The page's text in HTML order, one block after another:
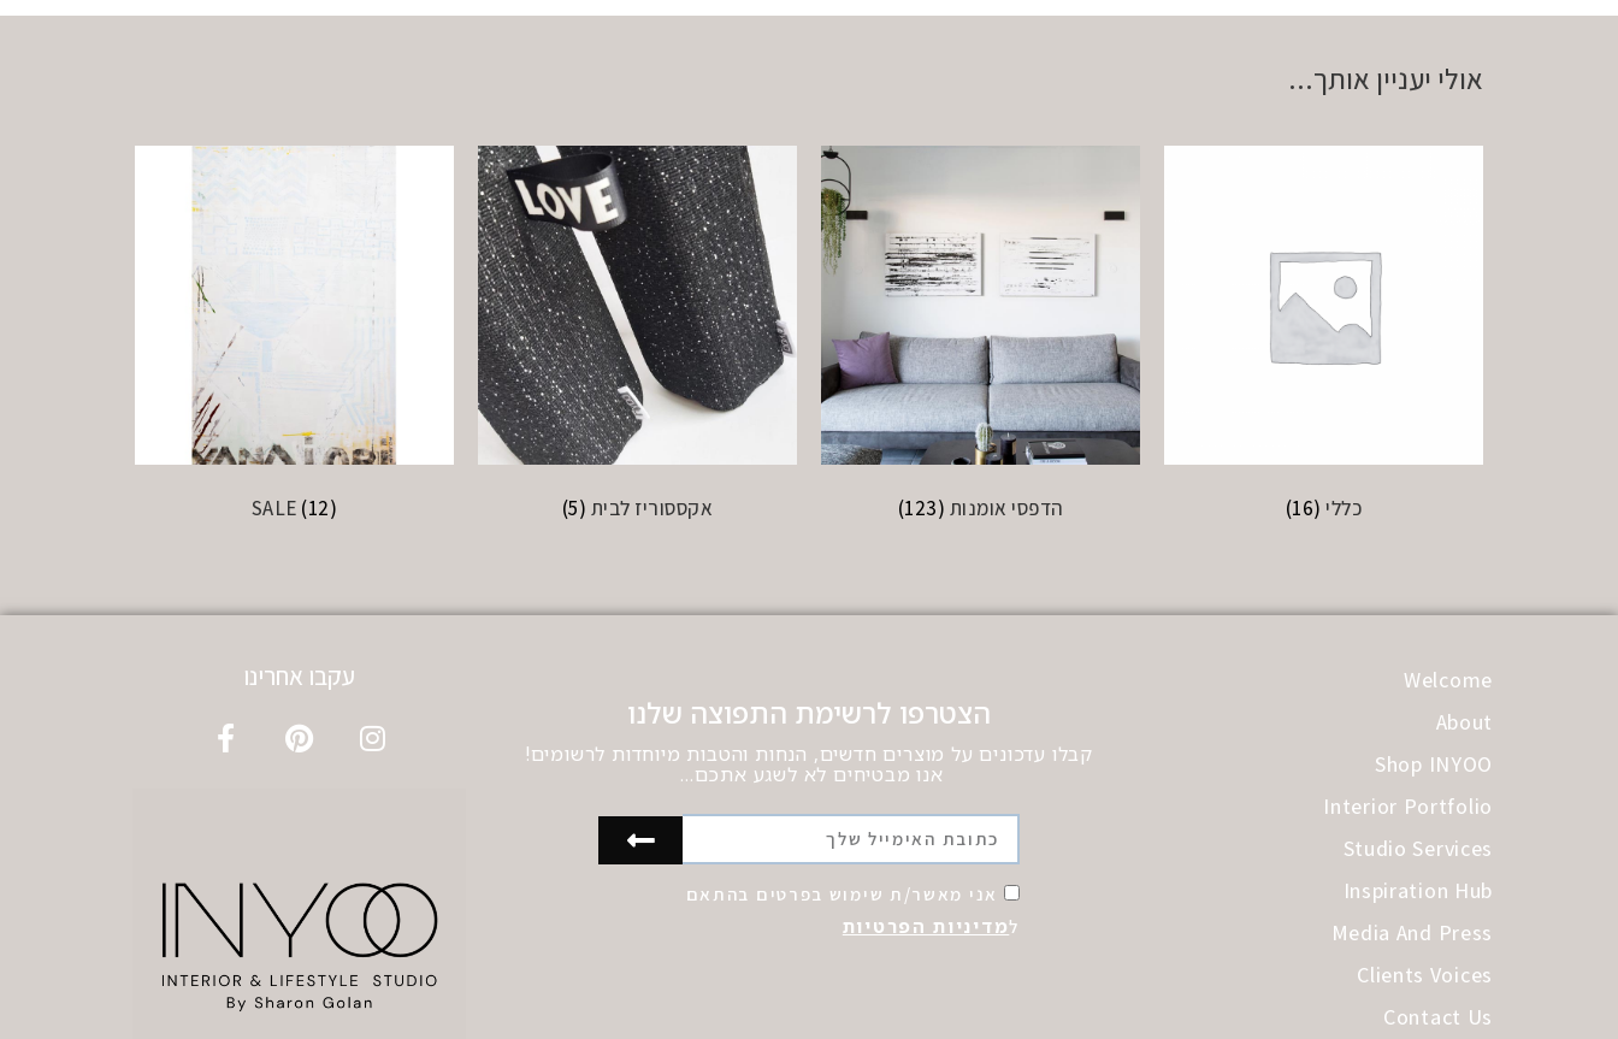
אולי יעניין אותך...
כללי (16) הדפסי אומנות (123) אקססוריז לבית (5)
SALE (12)
Welcome
About
Shop INYOO
Interior Portfolio
Studio Services
Inspiration Hub
Media And Press
Clients Voices
Contact Us
הצטרפו לרשימת התפוצה שלנו
קבלו עדכונים על מוצרים חדשים, הנחות והטבות מיוחדות לרשומים!
אנו מבטיחים לא לשגע אתכם…
אני מאשר/ת שימוש בפרטים בהתאם
למדיניות הפרטיות
עקבו אחרינו